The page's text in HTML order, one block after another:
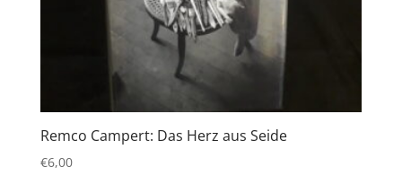
Remco Campert: Das Herz aus Seide
€6,00